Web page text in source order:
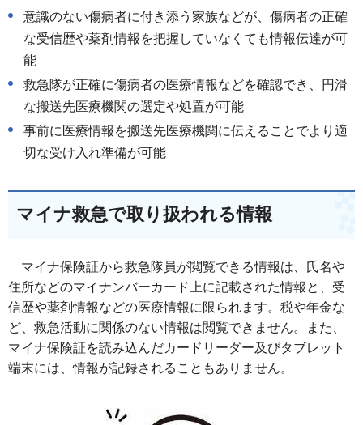
意識のない傷病者に付き添う家族などが、傷病者の正確
な受信歴や薬剤情報を把握していなくても情報伝達が可
能
救急隊が正確に傷病者の医療情報などを確認でき、円滑
な搬送先医療機関の選定や処置が可能
事前に医療情報を搬送先医療機関に伝えることでより適
切な受け入れ準備が可能
マイナ救急で取り扱われる情報
マイナ保険証から救急隊員が閲覧できる情報は、氏名や
住所などのマイナンバーカード上に記載された情報と、受
信歴や薬剤情報などの医療情報に限られます。税や年金な
ど、救急活動に関係のない情報は閲覧できません。また、
マイナ保険証を読み込んだカードリーダー及びタブレット
端末には、情報が記録されることもありません。